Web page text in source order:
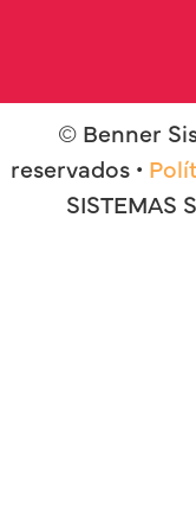
© Benner
reservados •
SISTEMAS